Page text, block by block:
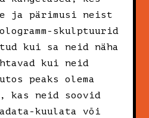
ja pärimusi neist
skulptuurid
kui sa neid näha
kui neid
peaks olema
kas neid soovid
kuulata või